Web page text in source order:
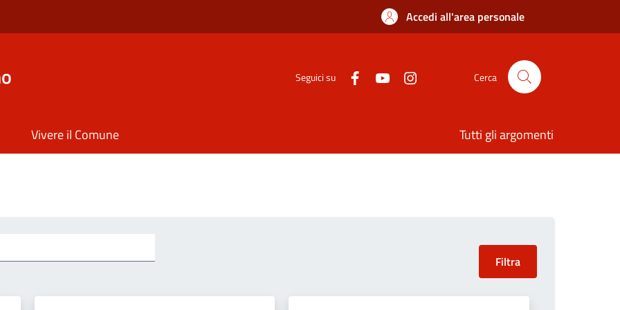
Accedi all'area personale
Seguici su Cerca
Vivere il Comune Tutti gli argomenti